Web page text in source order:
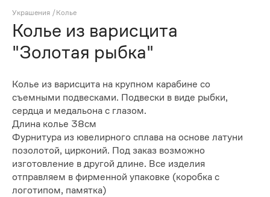
Украшения /Колье
Колье из варисцита
"Золотая рыбка"
Колье из варисцита на крупном карабине со
съемными подвесками. Подвески в виде рыбки,
сердца и медальона с глазом.
Длина колье 38см
Фурнитура из ювелирного сплава на основе латуни
позолотой, цирконий. Под заказ возможно
изготовление в другой длине. Все изделия
отправляем в фирменной упаковке (коробка с
логотипом, памятка)